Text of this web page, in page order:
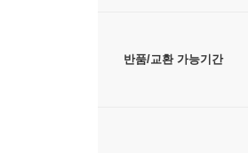
반품/교환 가능기간